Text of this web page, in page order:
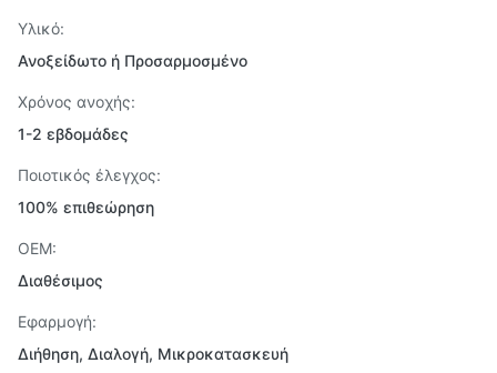
Υλικό:
Ανοξείδωτο ή Προσαρμοσμένο
Χρόνος ανοχής:
1-2 εβδομάδες
Ποιοτικός έλεγχος:
100% επιθεώρηση
OEM:
Διαθέσιμος
Εφαρμογή:
Διήθηση, Διαλογή, Μικροκατασκευή